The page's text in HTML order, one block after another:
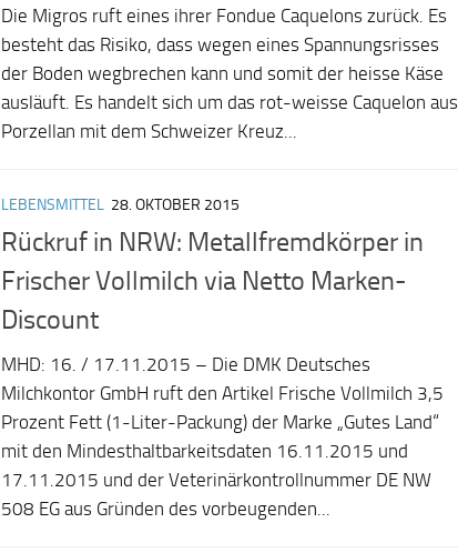
Die Migros ruft eines ihrer Fondue Caquelons zurück. Es
besteht das Risiko, dass wegen eines Spannungsrisses
der Boden wegbrechen kann und somit der heisse Käse
ausläuft. Es handelt sich um das rot-weisse Caquelon aus
Porzellan mit dem Schweizer Kreuz...
LEBENSMITTEL 28. OKTOBER 2015
Rückruf in NRW: Metallfremdkörper in
Frischer Vollmilch via Netto Marken-
Discount
MHD: 16. / 17.11.2015 – Die DMK Deutsches
Milchkontor GmbH ruft den Artikel Frische Vollmilch 3,5
Prozent Fett (1-Liter-Packung) der Marke „Gutes Land“
mit den Mindesthaltbarkeitsdaten 16.11.2015 und
17.11.2015 und der Veterinärkontrollnummer DE NW
508 EG aus Gründen des vorbeugenden...